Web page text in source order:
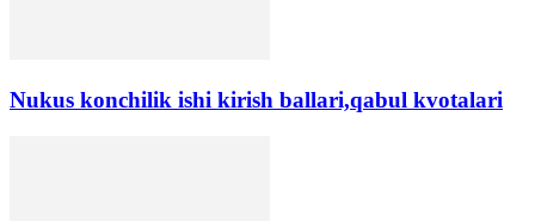
Nukus konchilik ishi kirish ballari,qabul kvotalari